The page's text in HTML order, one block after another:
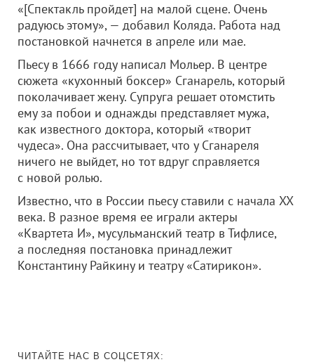
«[Спектакль пройдет] на малой сцене. Очень
радуюсь этому», — добавил Коляда. Работа над
постановкой начнется в апреле или мае.
Пьесу в 1666 году написал Мольер. В центре
сюжета «кухонный боксер» Сганарель, который
поколачивает жену. Супруга решает отомстить
ему за побои и однажды представляет мужа,
как известного доктора, который «творит
чудеса». Она рассчитывает, что у Сганареля
ничего не выйдет, но тот вдруг справляется
с новой ролью.
Известно, что в России пьесу ставили с начала XX
века. В разное время ее играли актеры
«Квартета И», мусульманский театр в Тифлисе,
а последняя постановка принадлежит
Константину Райкину и театру «Сатирикон».
ЧИТАЙТЕ НАС В СОЦСЕТЯХ: